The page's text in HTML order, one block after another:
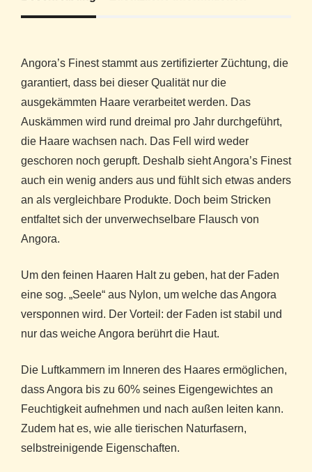
Angora’s Finest stammt aus zertifizierter Züchtung, die
garantiert, dass bei dieser Qualität nur die
ausgekämmten Haare verarbeitet werden. Das
Auskämmen wird rund dreimal pro Jahr durchgeführt,
die Haare wachsen nach. Das Fell wird weder
geschoren noch gerupft. Deshalb sieht Angora’s Finest
auch ein wenig anders aus und fühlt sich etwas anders
an als vergleichbare Produkte. Doch beim Stricken
entfaltet sich der unverwechselbare Flausch von
Angora.
Um den feinen Haaren Halt zu geben, hat der Faden
eine sog. „Seele“ aus Nylon, um welche das Angora
versponnen wird. Der Vorteil: der Faden ist stabil und
nur das weiche Angora berührt die Haut.
Die Luftkammern im Inneren des Haares ermöglichen,
dass Angora bis zu 60% seines Eigengewichtes an
Feuchtigkeit aufnehmen und nach außen leiten kann.
Zudem hat es, wie alle tierischen Naturfasern,
selbstreinigende Eigenschaften.